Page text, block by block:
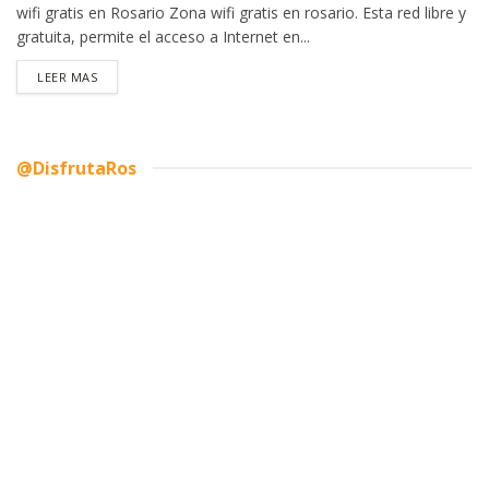
wifi gratis en Rosario Zona wifi gratis en rosario. Esta red libre y
gratuita, permite el acceso a Internet en...
LEER MASDETAILS
@DisfrutaRos